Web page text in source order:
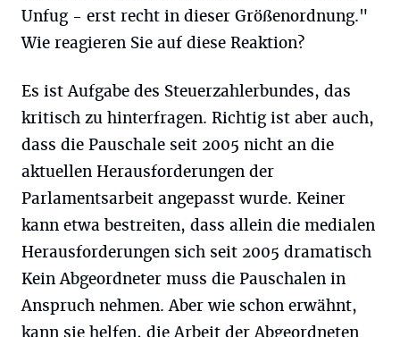
Unfug - erst recht in dieser Größenordnung."
Wie reagieren Sie auf diese Reaktion?
Es ist Aufgabe des Steuerzahlerbundes, das
kritisch zu hinterfragen. Richtig ist aber auch,
dass die Pauschale seit 2005 nicht an die
aktuellen Herausforderungen der
Parlamentsarbeit angepasst wurde. Keiner
kann etwa bestreiten, dass allein die medialen
Herausforderungen sich seit 2005 dramatisch
Kein Abgeordneter muss die Pauschalen in
Anspruch nehmen. Aber wie schon erwähnt,
kann sie helfen, die Arbeit der Abgeordneten